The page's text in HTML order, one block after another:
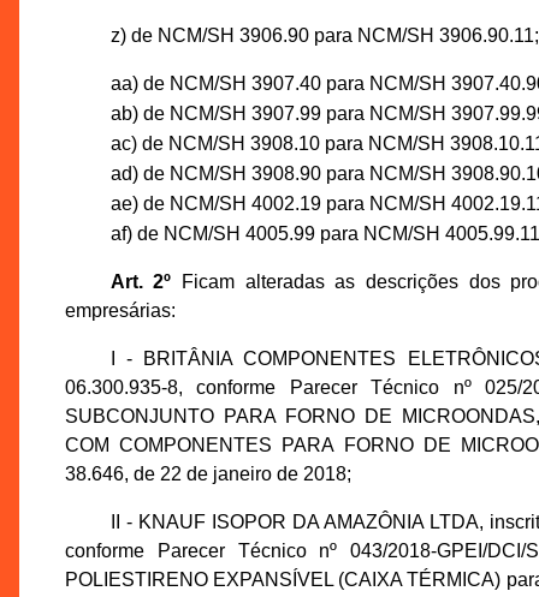
z) de NCM/SH 3906.90 para NCM/SH 3906.90.11;
aa) de NCM/SH 3907.40 para NCM/SH
ab) de NCM/SH 3907.99 para NCM/SH
ac) de NCM/SH 3908.10 para NCM/SH
ad) de NCM/SH 3908.90 para NCM/SH
ae) de NCM/SH 4002.19 para NCM/SH
af) de NCM/SH 4005.99 para NCM/SH
Art. 2º Ficam alteradas as descrições dos
empresárias:
I - BRITÂNIA COMPONENTES
06.300.935-8, conforme Parecer Técnico nº 025/
SUBCONJUNTO PARA FORNO DE
COM COMPONENTES PARA FORNO DE
38.646, de 22 de janeiro de 2018;
II - KNAUF ISOPOR DA AMAZÔNIA LTDA,
conforme Parecer Técnico nº 043/2018-GPEI/
POLIESTIRENO EXPANSÍVEL (CAIXA TÉRMICA)